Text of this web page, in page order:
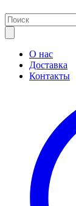
О нас
Доставка
Контакты